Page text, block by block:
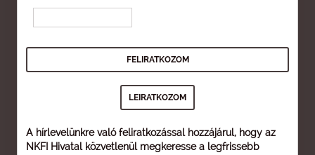
A hírlevelünkre való feliratkozással hozzájárul, hogy az
NKFI Hivatal közvetlenül megkeresse a legfrissebb